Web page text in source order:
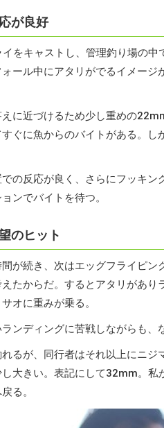
が良好
をキャストし、管理釣り場の中
ール中にアタリがでるイメー
に近づけるため少し重めの
ぐに魚からのバイトがある。
の反応が良く、さらにフッキ
ンでバイトを待つ。
のヒット
が続き、次はエッグフライピ
たからだ。するとアタリがあ
オに重みが乗る。
ンディングに苦戦しながらも、
るが、同行者はそれ以上にニ
大きい。表記にして32mm。
る。